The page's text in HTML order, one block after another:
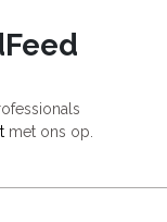
met ons op.